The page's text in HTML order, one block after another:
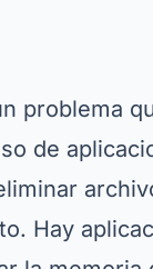
problema
de
Hay